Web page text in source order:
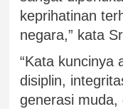
keprihatinan
negara,” kata
“Kata kuncinya
disiplin,
generasi muda,